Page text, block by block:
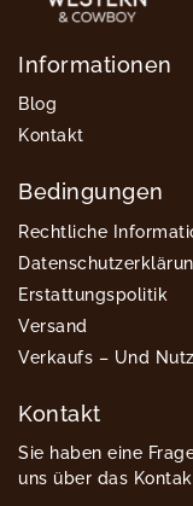
Informationen
Blog
Kontakt
Bedingungen
Rechtliche
Erstattungspolitik
Versand
Verkaufs – Und
Kontakt
Sie haben eine
uns über das